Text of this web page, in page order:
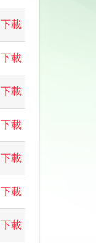
下載
下載
下載
下載
下載
下載
下載